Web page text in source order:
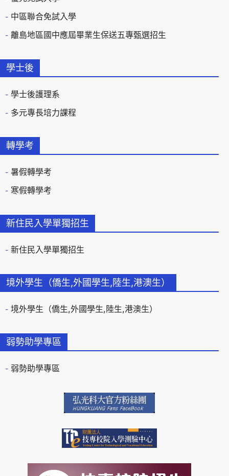
中區聯合免試入學
離島地區國中應屆畢業生保送五專甄選招生
學士後
學士後護理系
多元專長培力課程
轉學考
暑假轉學考
寒假轉學考
新住民入學單獨招生
新住民入學單獨招生
境外學生（僑生,外國學生,陸生,港澳生）
境外學生（僑生,外國學生,陸生,港澳生）
弱勢助學專區
弱勢助學專區